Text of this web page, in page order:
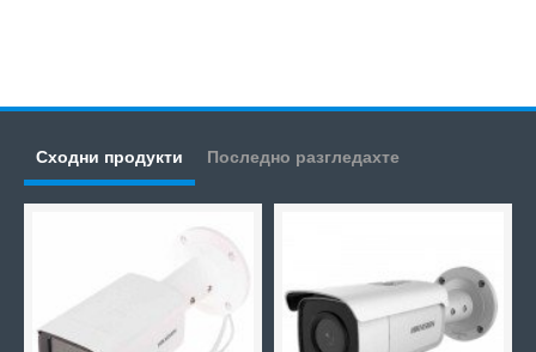
Сходни продукти Последно разгледахте